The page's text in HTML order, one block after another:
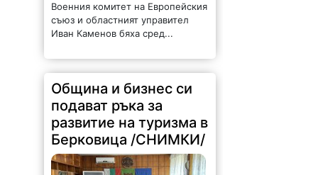
Военния комитет на Европейския
съюз и областният управител
Иван Каменов бяха сред...
Община и бизнес си
подават ръка за
развитие на туризма в
Берковица /СНИМКИ/